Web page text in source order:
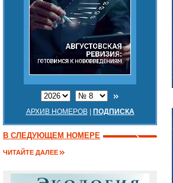
АРХИВ НОМЕРОВ| ПОДПИСКА
В СЛЕДУЮЩЕМ НОМЕРЕ
ЧИТАЙТЕ ДАЛЕЕ